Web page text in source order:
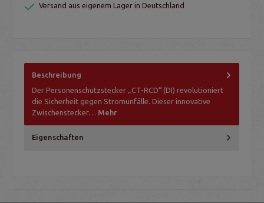
Versand aus eigenem Lager in Deutschland
Beschreibung
Der Personenschutzstecker „CT-RCD“ (DI) revolutioniert
die Sicherheit gegen Stromunfälle. Dieser innovative
Zwischenstecker… Mehr
Eigenschaften